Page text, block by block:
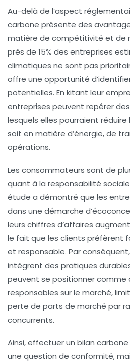
Au-delà de l’aspect
carbone présente des
matière de compétitivité et de
près de 15% des entreprises
climatiques ne sont pas
offre une opportunité
potentielles. En kitant leur
entreprises peuvent repérer
lesquels elles pourraient
soit en matière d’énergie, de
opérations.
Les consommateurs sont de
quant à la responsabilité
étude a démontré que les
dans une démarche
leurs chiffres d’affaires
le fait que les clients préfèrent
et responsable. Par
intègrent des pratiques
peuvent se positionner comme
responsables sur le marché,
perte de parts de marché par
concurrents.
Ainsi, effectuer un bilan
une question de conformité,